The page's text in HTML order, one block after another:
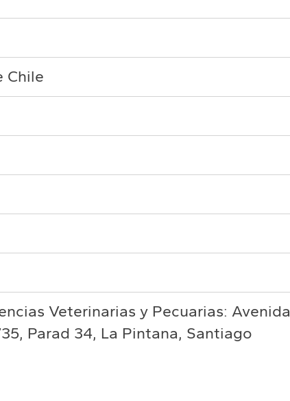
Chile
Veterinarias y Pecuarias: Avenida
Parad 34, La Pintana, Santiago